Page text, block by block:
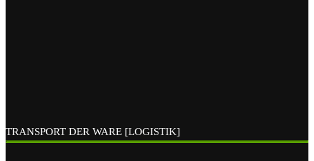
TRANSPORT DER WARE [LOGISTIK]